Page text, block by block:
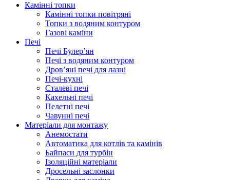
Камінні топки
Камінні топки повітряні
Топки з водяним контуром
Газові каміни
Печі
Печі Булер’ян
Печі з водяним контуром
Дров’яні печі для лазні
Печі-кухні
Сталеві печі
Кахельні печі
Пелетні печі
Чавунні печі
Матеріали для монтажу
Анемостати
Автоматика для котлів та камінів
Байпаси для турбін
Ізоляційні матеріали
Дросельні заслонки